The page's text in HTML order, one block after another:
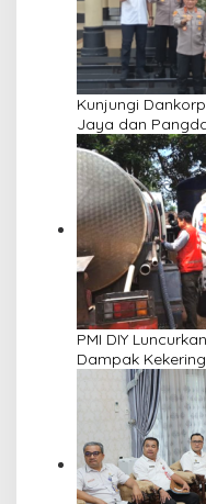
Kunjungi
Jaya dan
PMI DIY
Dampak